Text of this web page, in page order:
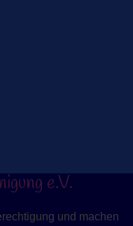
e.V.
und machen